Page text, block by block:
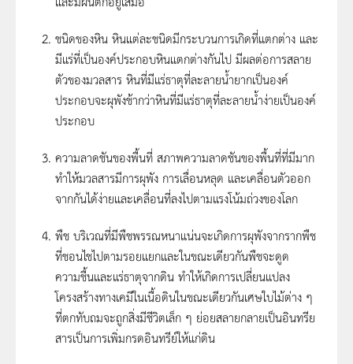
ชนิดของหิน หินแต่ละชนิดมีกระบวนการเกิดที่แตกต่าง และ
มีแร่ที่เป็นองค์ประกอบหินแตกต่างกันไป มีผลต่อการสลาย
ตัวของมวลสาร หินที่มีแร่ธาตุที่ละลายน้ำยากเป็นองค์
ประกอบจะผุพังช้ากว่าหินที่มีแร่ธาตุที่ละลายน้ำง่ายเป็นองค์
ประกอบ
ความลาดชันของพื้นที่ สภาพความลาดชันของพื้นที่ที่มีมาก
ทำให้มวลสารมีการผุพัง การเลื่อนหลุด และเคลื่อนตัวออก
จากกันได้ง่ายและเคลื่อนที่ลงไปตามแรงโน้มถ่วงของโลก
พืช บริเวณที่มีพืชพรรณหนาแน่นจะเกิดการผุพังจากรากพืช
ที่ชอนไชไปตามรอยแยกและในขณะเดียวกันพืชจะดูด
ความชื้นและแร่ธาตุจากดิน ทำให้เกิดการเปลี่ยนแปลง
โครงสร้างทางเคมีในเนื้อดินในขณะเดียวกันเศษใบไม้ต่าง ๆ
ที่ตกทับถมจะถูกสิ่งมีชีวิตเล็ก ๆ ย่อยสลายกลายเป็นอินทรีย
สารเป็นการเพิ่มกรดอินทรีย์ให้แก่ดิน